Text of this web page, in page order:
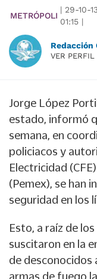
METRÓPOLI
| 29-10-
01:15 |
Redacción
VER PERFIL
Jorge López
estado, informó
semana, en
policiacos y
Electricidad
(Pemex), se han
seguridad en los
Esto, a raíz de
suscitaron en la
de
armas de fuego